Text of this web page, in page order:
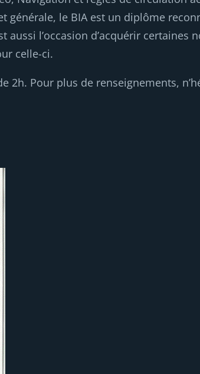
générale, le BIA est un diplôme
l’occasion d’acquérir certaines
celle-ci.
Pour plus de renseignements,